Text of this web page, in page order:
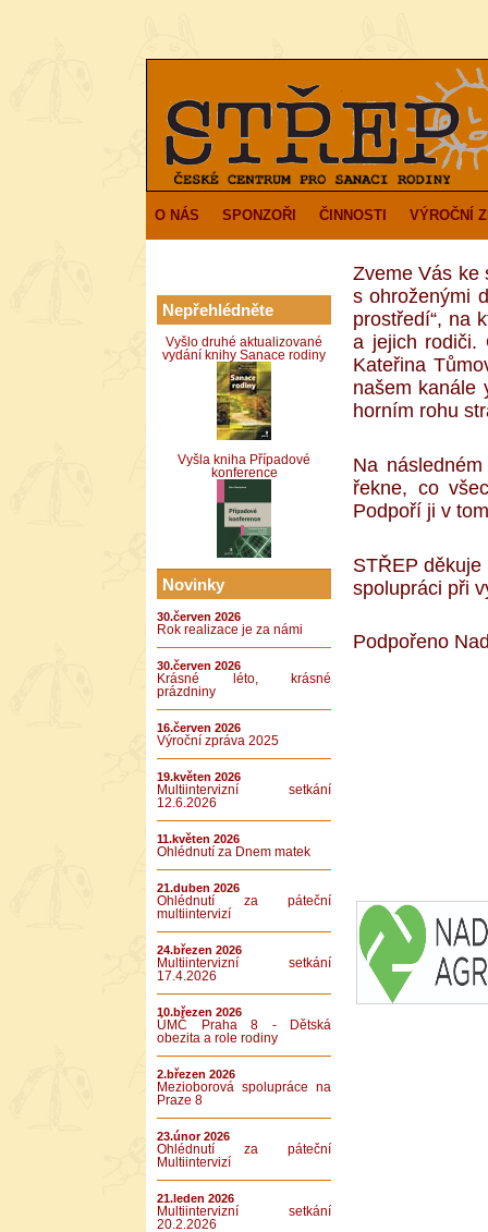
O NÁS SPONZOŘI ČINNOSTI VÝROČNÍ
Nepřehlédněte
Vyšlo druhé aktualizované
vydání knihy Sanace rodiny
Vyšla kniha Případové
konference
Novinky
30.červen 2026
Rok realizace je za námi
30.červen 2026
Krásné léto, krásné
prázdniny
16.červen 2026
Výroční zpráva 2025
19.květen 2026
Multiintervizní setkání
12.6.2026
11.květen 2026
Ohlédnutí za Dnem matek
21.duben 2026
Ohlédnutí za páteční
multiintervizí
24.březen 2026
Multiintervizní setkání
17.4.2026
10.březen 2026
ÚMČ Praha 8 - Dětská
obezita a role rodiny
2.březen 2026
Mezioborová spolupráce na
Praze 8
23.únor 2026
Ohlédnutí za páteční
Multiintervizí
21.leden 2026
Multiintervizní setkání
20.2.2026
Zveme Vás ke
s ohroženými
prostředí“, na
a jejich rodiči.
Kateřina
našem kanále
horním rohu
Na
řekne, co
Podpoří ji v
STŘEP
spolupráci při
Podpořeno